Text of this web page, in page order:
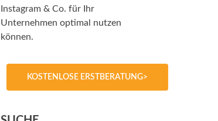
Instagram & Co. für Ihr
Unternehmen optimal nutzen
können.
KOSTENLOSE ERSTBERATUNG>